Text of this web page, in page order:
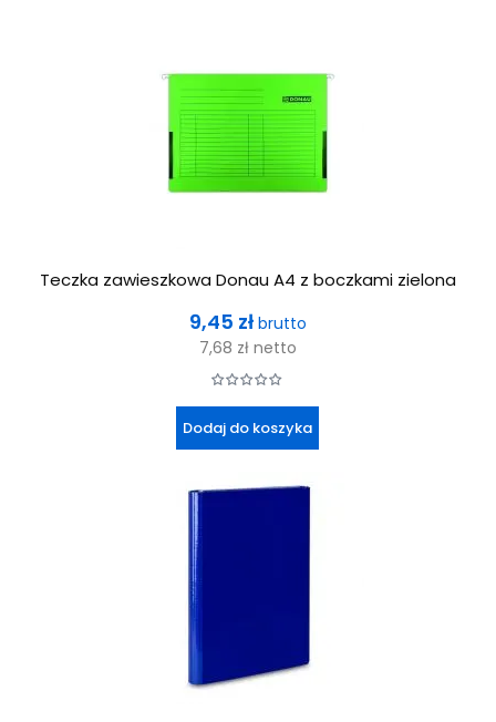
Teczka zawieszkowa Donau A4 z boczkami zielona
Cena
9,45 zł brutto
7,68 zł netto
Dodaj do koszyka